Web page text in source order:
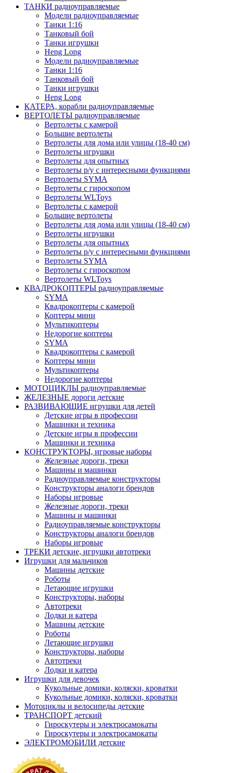
ТАНКИ радиоуправляемые
Модели радиоуправляемые
Танки 1:16
Танковый бой
Танки игрушки
Heng Long
Модели радиоуправляемые
Танки 1:16
Танковый бой
Танки игрушки
Heng Long
КАТЕРА, корабли радиоуправляемые
ВЕРТОЛЕТЫ радиоуправляемые
Вертолеты с камерой
Большие вертолеты
Вертолеты для дома или улицы (18-40 см)
Вертолеты игрушки
Вертолеты для опытных
Вертолеты р/у с интересными функциями
Вертолеты SYMA
Вертолеты с гироскопом
Вертолеты WLToys
Вертолеты с камерой
Большие вертолеты
Вертолеты для дома или улицы (18-40 см)
Вертолеты игрушки
Вертолеты для опытных
Вертолеты р/у с интересными функциями
Вертолеты SYMA
Вертолеты с гироскопом
Вертолеты WLToys
КВАДРОКОПТЕРЫ радиоуправляемые
SYMA
Квадрокоптеры с камерой
Коптеры мини
Мультикоптеры
Недорогие коптеры
SYMA
Квадрокоптеры с камерой
Коптеры мини
Мультикоптеры
Недорогие коптеры
МОТОЦИКЛЫ радиоуправляемые
ЖЕЛЕЗНЫЕ дороги детские
РАЗВИВАЮЩИЕ игрушки для детей
Детские игры в профессии
Машинки и техника
Детские игры в профессии
Машинки и техника
КОНСТРУКТОРЫ, игровые наборы
Железные дороги, треки
Машины и машинки
Радиоуправляемые конструкторы
Конструкторы аналоги брендов
Наборы игровые
Железные дороги, треки
Машины и машинки
Радиоуправляемые конструкторы
Конструкторы аналоги брендов
Наборы игровые
ТРЕКИ детские, игрушки автотреки
Игрушки для мальчиков
Машины детские
Роботы
Летающие игрушки
Конструкторы, наборы
Автотреки
Лодки и катера
Машины детские
Роботы
Летающие игрушки
Конструкторы, наборы
Автотреки
Лодки и катера
Игрушки для девочек
Кукольные домики, коляски, кроватки
Кукольные домики, коляски, кроватки
Мотоциклы и велосипеды детские
ТРАНСПОРТ детский
Гироскутеры и электросамокаты
Гироскутеры и электросамокаты
ЭЛЕКТРОМОБИЛИ детские